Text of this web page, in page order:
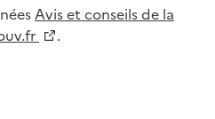
Avis et conseils de la
.